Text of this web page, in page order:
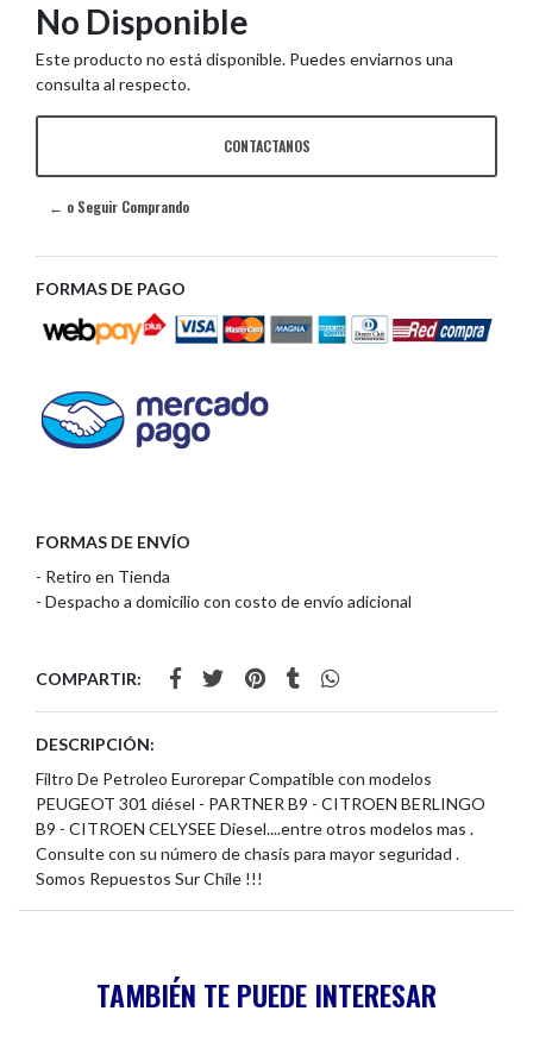
No Disponible
Este producto no está disponible. Puedes enviarnos una
consulta al respecto.
CONTACTANOS
← o Seguir Comprando
FORMAS DE PAGO
FORMAS DE ENVÍO
- Retiro en Tienda
- Despacho a domicilio con costo de envío adicional
COMPARTIR:
DESCRIPCIÓN:
Filtro De Petroleo Eurorepar Compatible con modelos
PEUGEOT 301 diésel - PARTNER B9 - CITROEN BERLINGO
B9 - CITROEN CELYSEE Diesel....entre otros modelos mas .
Consulte con su número de chasis para mayor seguridad .
Somos Repuestos Sur Chile !!!
TAMBIÉN TE PUEDE INTERESAR